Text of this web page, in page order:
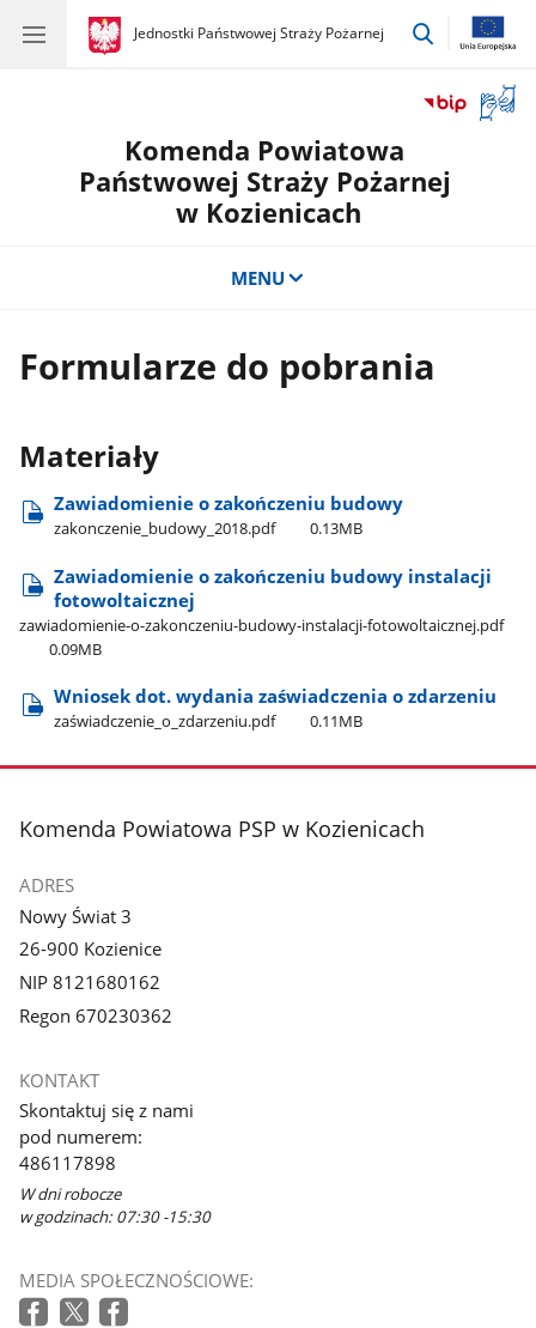
gov.pl
Jednostki Państwowej Straży Pożarnej
gov.pl
Jednostki
przejdź
okno
Komenda Powiatowa
Państwowej Straży Pożarnej
w Kozienicach
MENU
Formularze do pobrania
Materiały
Zawiadomienie o zakończeniu budowy
zakonczenie​_budowy​_2018.pdf 0.13MB
Zawiadomienie o zakończeniu budowy instalacji
fotowoltaicznej
zawiadomienie-o-zakonczeniu-budowy-instalacji-fotowoltaicznej.pdf
0.09MB
Wniosek dot. wydania zaświadczenia o zdarzeniu
zaświadczenie​_o​_zdarzeniu.pdf 0.11MB
stopka
Komenda Powiatowa PSP w Kozienicach
ADRES
Nowy Świat 3
26-900 Kozienice
NIP 8121680162
Regon 670230362
KONTAKT
Skontaktuj się z nami
pod numerem:
486117898
W dni robocze
w godzinach: 07:30 -15:30
MEDIA SPOŁECZNOŚCIOWE: